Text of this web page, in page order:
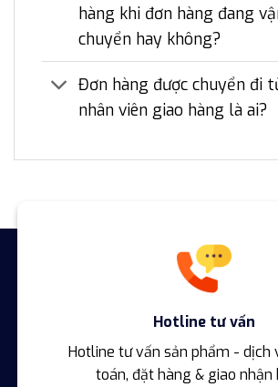
hàng khi đơn hàng đang
chuyển hay không?
Đơn hàng được chuyển đi
nhân viên giao hàng là ai?
Hotline tư vấn
Hotline tư vấn sản phẩm - dịch
toán, đặt hàng & giao nhận